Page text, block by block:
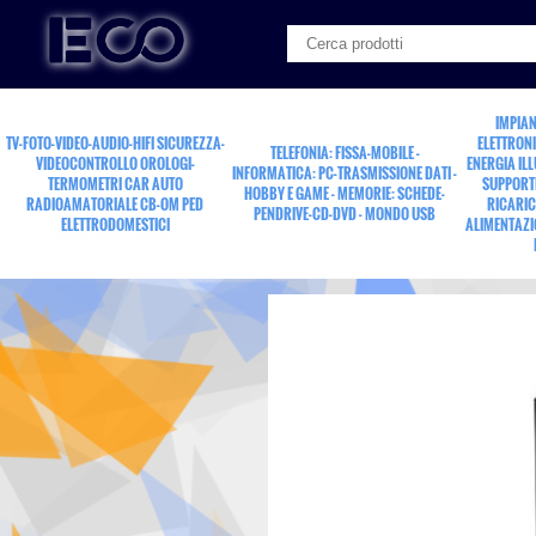
TV-FOTO-VIDEO-AUDIO-HIFI SICUREZZA-
VIDEOCONTROLLO OROLOGI-
TERMOMETRI CAR AUTO
RADIOAMATORIALE CB-OM PED
ELETTRODOMESTICI
TELEFONIA: FISSA-MOBILE -
INFORMATICA: PC-TRASMISSIONE DATI -
HOBBY E GAME - MEMORIE: SCHEDE-
PENDRIVE-CD-DVD - MONDO USB
ENERGIA
preamplificatore